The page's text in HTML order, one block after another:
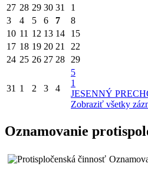
27 28 29 30 31 1
3
4 5 6 7 8
10 11 12 13 14 15
17 18 19 20 21 22
24 25 26 27 28 29
31 1 2 3 4
5
1
JESENNÝ
Zobraziť všetky
Oznamovanie